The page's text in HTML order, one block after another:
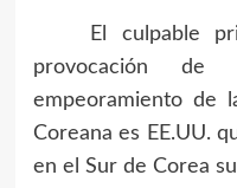
El culpable
provocación
empeoramiento de
Coreana es EE.UU.
en el Sur de Corea